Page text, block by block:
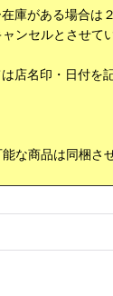
庫がある場合は
ンセルとさせて
店名印・日付を
な商品は同梱